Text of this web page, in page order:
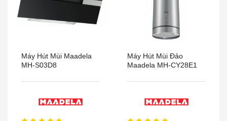
Máy Hút Mùi Maadela
MH-S03D8
Máy Hút Mùi Đảo
Maadela MH-CY28E1